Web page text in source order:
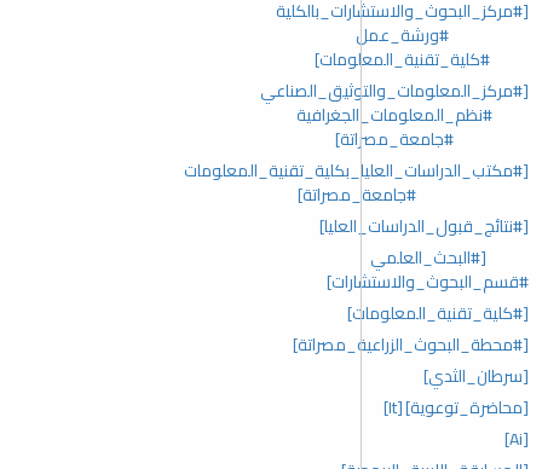
[#مركز_البحوث_والاستشارات_بالكلية
#ورشة_عمل
#كلية_تقنية_المعلومات]
[#مركز_المعلومات_والتوثيق_الصناعي
#نظم_المعلومات_الجغرافية
#جامعة_مصراتة]
[#مكتب_الدراسات_العليا_بكلية_تقنية_المعلومات
#جامعة_مصراتة]
[#نتائج_قبول_الدراسات_العليا]
[#البحث_العلمي
#قسم_البحوث_والاستشارات]
[#كلية_تقنية_المعلومات]
[#محطة_البحوث_الزراعية_مصراتة]
[سرطان_الثدي]
[محاضرة_توعوية][It]
[Ai]